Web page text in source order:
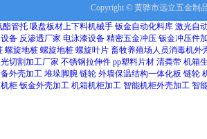
Copyright © 黄骅市远立五金制
酯管托 吸盘板材上下料机械手 钣金自动化料库 激光自
备 反渗透厂家 电泳漆设备 精密五金冲压 钣金冲压件
螺旋地桩 螺旋地桩 螺旋叶片 畜牧养殖场人员消毒机外
切割加工厂家 不锈钢拉伸件 pp塑料片材 清粪带 机箱
外壳加工 堆垛脚腕 链轮 外墙保温结构一体化板 链轮
柜 钣金外壳加工 机箱机柜加工 智能机柜外壳加工 智